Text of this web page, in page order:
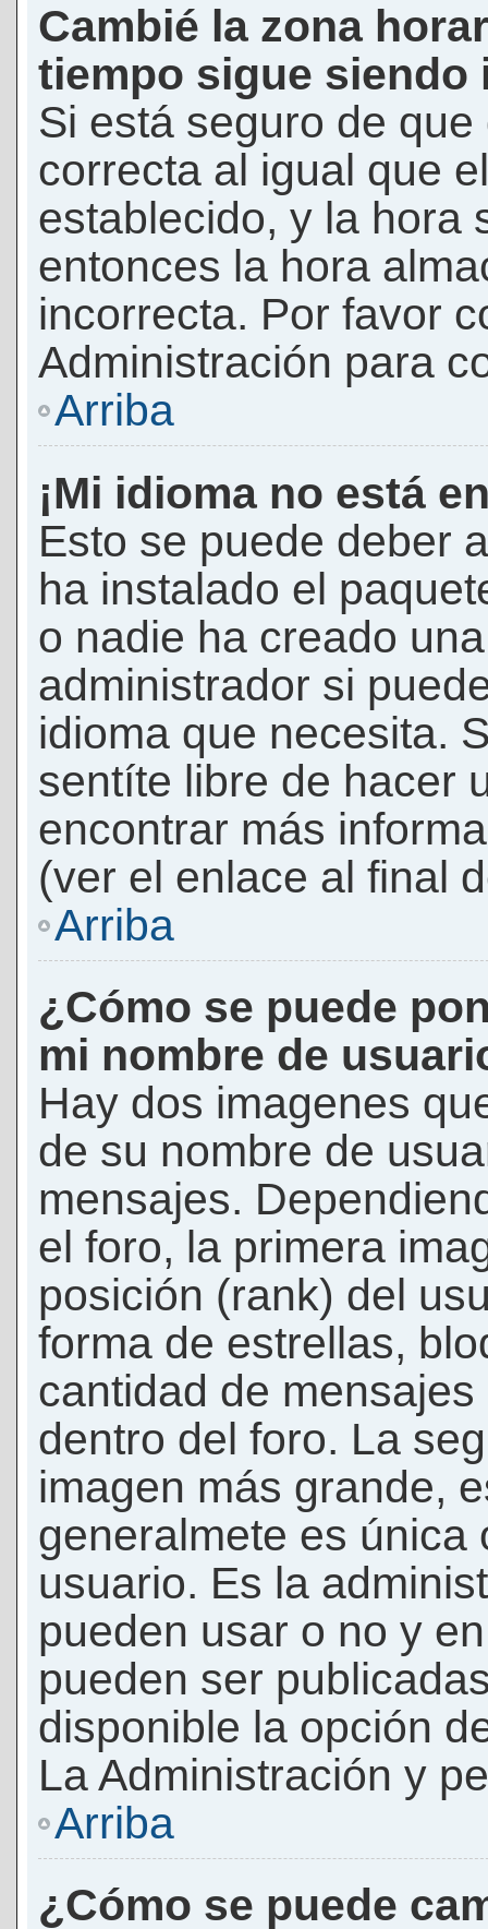
Cambié la zona
tiempo sigue siendo
Si está seguro de
correcta al igual que
establecido, y la hora
entonces la hora
incorrecta. Por favor
Administración para
Arriba
¡Mi idioma no está
Esto se puede deber
ha instalado el
o nadie ha creado
administrador si
idioma que necesita.
sentíte libre de hacer
encontrar más
(ver el enlace al final
Arriba
¿Cómo se puede
mi nombre de
Hay dos imagenes
de su nombre de
mensajes.
el foro, la primera
posición (rank) del
forma de estrellas,
cantidad de
dentro del foro. La
imagen más grande,
generalmete es única
usuario. Es la
pueden usar o no y
pueden ser
disponible la opción
La Administración y
Arriba
¿Cómo se puede